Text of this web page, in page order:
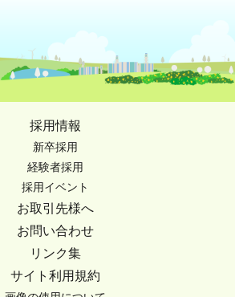
採用情報
新卒採用
経験者採用
採用イベント
お取引先様へ
お問い合わせ
リンク集
サイト利用規約